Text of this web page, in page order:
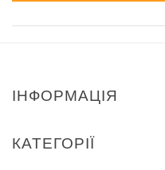
ІНФОРМАЦІЯ
КАТЕГОРІЇ